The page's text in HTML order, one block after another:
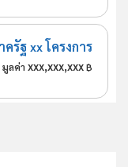
รัฐ xx โครงการ
มูลค่า xxx,xxx,xxx ฿